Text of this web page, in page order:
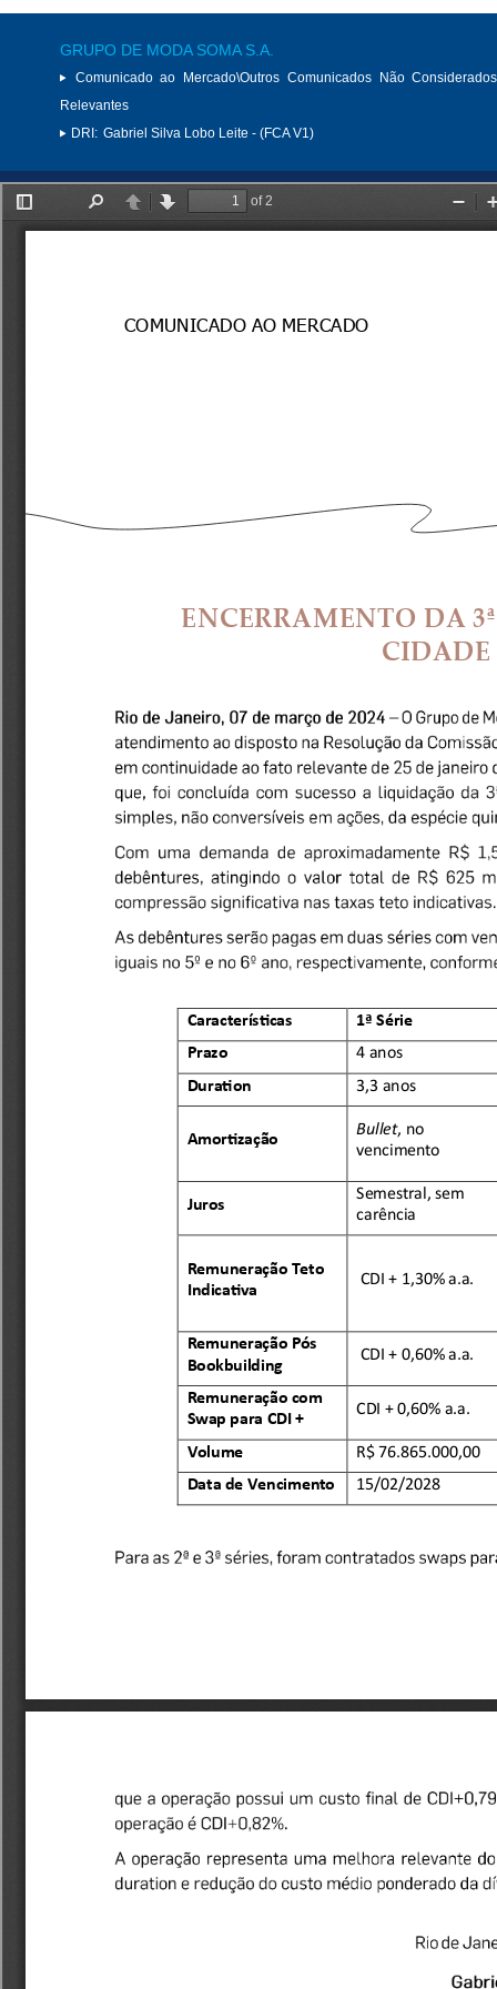
GRUPO DE MODA SOMA S.A.
Comunicado ao Mercado\Outros Comunicados Não
Relevantes
DRI: Gabriel Silva Lobo Leite - (FCA V1)